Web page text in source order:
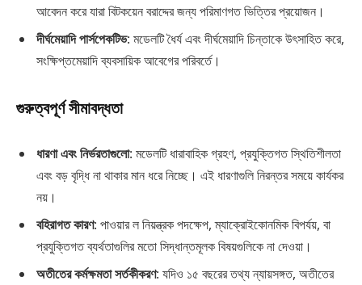
আবেদন করে যারা বিটকয়েন বরাদ্দের জন্য পরিমাণগত ভিত্তির প্রয়োজন।
দীর্ঘমেয়াদি পার্সপেকটিভ: মডেলটি ধৈর্য এবং দীর্ঘমেয়াদি চিন্তাকে উৎসাহিত করে,
সংক্ষিপ্তমেয়াদি ব্যবসায়িক আবেগের পরিবর্তে।
গুরুত্বপূর্ণ সীমাবদ্ধতা
ধারণা এবং নির্ভরতাগুলো: মডেলটি ধারাবাহিক গ্রহণ, প্রযুক্তিগত স্থিতিশীলতা
এবং বড় বৃদ্ধি না থাকার মান ধরে নিচ্ছে। এই ধারণাগুলি নিরন্তর সময়ে কার্যকর
নয়।
বহিরাগত কারণ: পাওয়ার ল নিয়ন্ত্রক পদক্ষেপ, ম্যাক্রোইকোনমিক বিপর্যয়, বা
প্রযুক্তিগত ব্যর্থতাগুলির মতো সিদ্ধান্তমূলক বিষয়গুলিকে না দেওয়া।
অতীতের কর্মক্ষমতা সর্তকীকরণ: যদিও ১৫ বছরের তথ্য ন্যায়সঙ্গত, অতীতের